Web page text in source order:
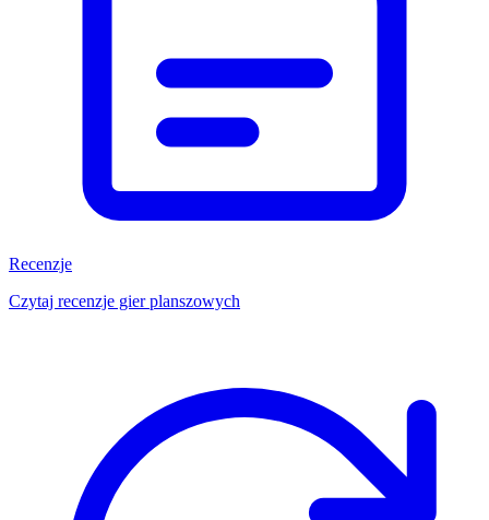
Recenzje
Czytaj recenzje gier planszowych